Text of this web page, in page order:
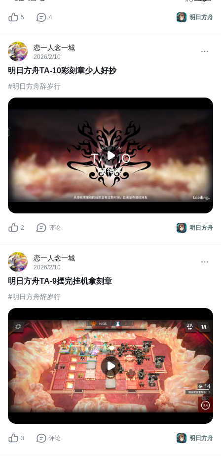
明日方舟
5 4
恋一人念一城
2026/2/10
明日方舟TA-10彩刻章少人好抄
#明日方舟辞岁行
明日方舟
2 评论
恋一人念一城
2026/2/10
明日方舟TA-9摆完挂机拿刻章
#明日方舟辞岁行
明日方舟
3 评论